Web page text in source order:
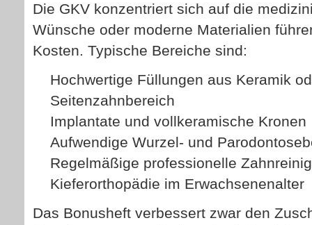
Die GKV konzentriert sich auf die
Wünsche oder moderne Materialien
Kosten. Typische Bereiche sind:
Hochwertige Füllungen aus Keramik
Seitenzahnbereich
Implantate und vollkeramische Kronen
Aufwendige Wurzel- und
Regelmäßige professionelle
Kieferorthopädie im Erwachsenenalter
Das Bonusheft verbessert zwar den